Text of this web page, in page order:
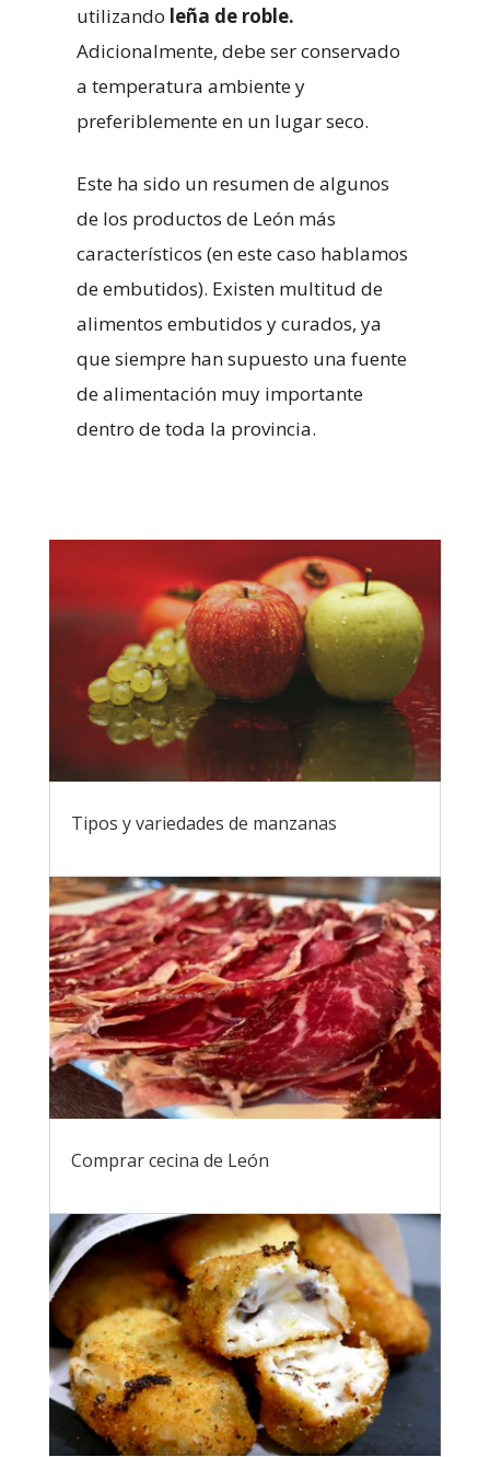
utilizando leña de roble.
Adicionalmente, debe ser conservado
a temperatura ambiente y
preferiblemente en un lugar seco.
Este ha sido un resumen de algunos
de los productos de León más
característicos (en este caso hablamos
de embutidos). Existen multitud de
alimentos embutidos y curados, ya
que siempre han supuesto una fuente
de alimentación muy importante
dentro de toda la provincia.
Tipos y variedades de manzanas
Comprar cecina de León